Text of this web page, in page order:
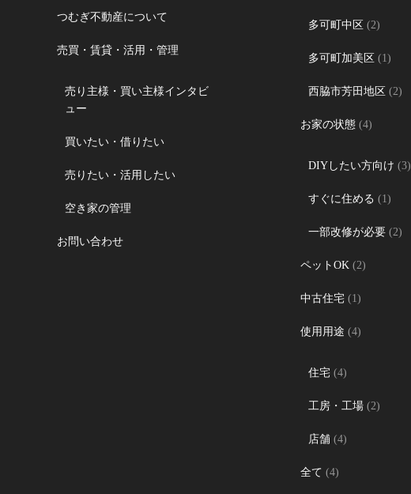
つむぎ不動産について
売買・賃貸・活用・管理
売り主様・買い主様インタビ
ュー
買いたい・借りたい
売りたい・活用したい
空き家の管理
お問い合わせ
多可町中区 (2)
多可町加美区 (1)
西脇市芳田地区 (2)
お家の状態(4)
DIYしたい方向け (3)
すぐに住める (1)
一部改修が必要(2)
ペットOK(2)
中古住宅(1)
使用用途 (4)
住宅(4)
工房・工場(2)
店舗(4)
全て (4)